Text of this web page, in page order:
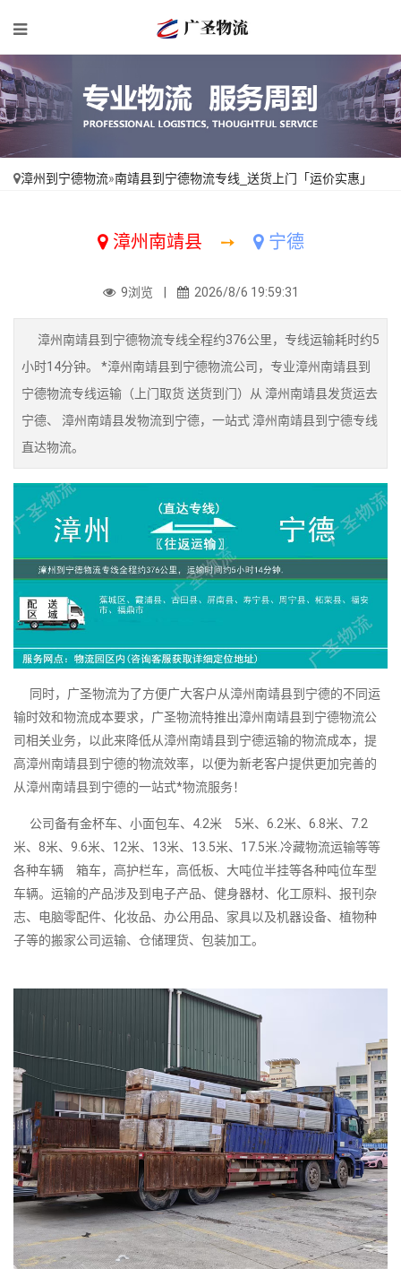
漳州到宁德物流»南靖县到宁德物流专线_送货上门「运价实惠」
漳州南靖县 ➙ 宁德
9浏览 | 2026/8/6 19:59:31
漳州南靖县到宁德物流专线全程约376公里，专线运输耗时约5
小时14分钟。 *漳州南靖县到宁德物流公司，专业漳州南靖县到
宁德物流专线运输（上门取货 送货到门）从 漳州南靖县发货运去
宁德、 漳州南靖县发物流到宁德，一站式 漳州南靖县到宁德专线
直达物流。
同时，广圣物流为了方便广大客户从漳州南靖县到宁德的不同运
输时效和物流成本要求，广圣物流特推出漳州南靖县到宁德物流公
司相关业务，以此来降低从漳州南靖县到宁德运输的物流成本，提
高漳州南靖县到宁德的物流效率，以便为新老客户提供更加完善的
从漳州南靖县到宁德的一站式*物流服务！
公司备有金杯车、小面包车、4.2米 5米、6.2米、6.8米、7.2
米、8米、9.6米、12米、13米、13.5米、17.5米.冷藏物流运输等等
各种车辆 箱车，高护栏车，高低板、大吨位半挂等各种吨位车型
车辆。运输的产品涉及到电子产品、健身器材、化工原料、报刊杂
志、电脑零配件、化妆品、办公用品、家具以及机器设备、植物种
子等的搬家公司运输、仓储理货、包装加工。